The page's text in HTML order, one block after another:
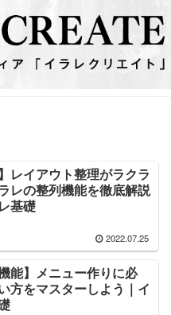
レイアウト整理がラクラ
レの整列機能を徹底解説
基礎
2022.07.25
機能】メニュー作りに必
方をマスターしよう｜イ